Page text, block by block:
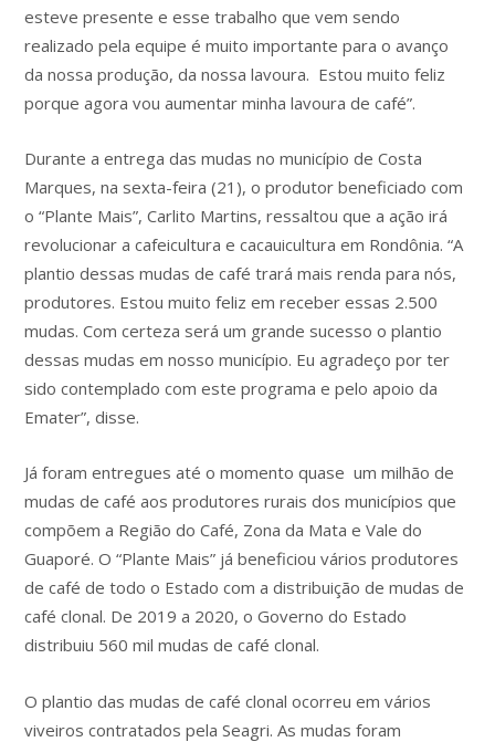
esteve presente e esse trabalho que vem sendo
realizado pela equipe é muito importante para o avanço
da nossa produção, da nossa lavoura. Estou muito feliz
porque agora vou aumentar minha lavoura de café”.
Durante a entrega das mudas no município de Costa
Marques, na sexta-feira (21), o produtor beneficiado com
o “Plante Mais”, Carlito Martins, ressaltou que a ação irá
revolucionar a cafeicultura e cacauicultura em Rondônia. “A
plantio dessas mudas de café trará mais renda para nós,
produtores. Estou muito feliz em receber essas 2.500
mudas. Com certeza será um grande sucesso o plantio
dessas mudas em nosso município. Eu agradeço por ter
sido contemplado com este programa e pelo apoio da
Emater”, disse.
Já foram entregues até o momento quase um milhão de
mudas de café aos produtores rurais dos municípios que
compõem a Região do Café, Zona da Mata e Vale do
Guaporé. O “Plante Mais” já beneficiou vários produtores
de café de todo o Estado com a distribuição de mudas de
café clonal. De 2019 a 2020, o Governo do Estado
distribuiu 560 mil mudas de café clonal.
O plantio das mudas de café clonal ocorreu em vários
viveiros contratados pela Seagri. As mudas foram